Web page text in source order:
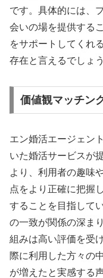
です。具体的には、
会いの場を提供する
をサポートしてくれ
存在と言えるでしょう
価値観マッチン
エン婚活エージェン
いた婚活サービスが
より、利用者の趣味
点をより正確に把握
することを目指して
の一致が関係の深ま
組みは高い評価を受
際に利用した方々の
が増えたと実感する